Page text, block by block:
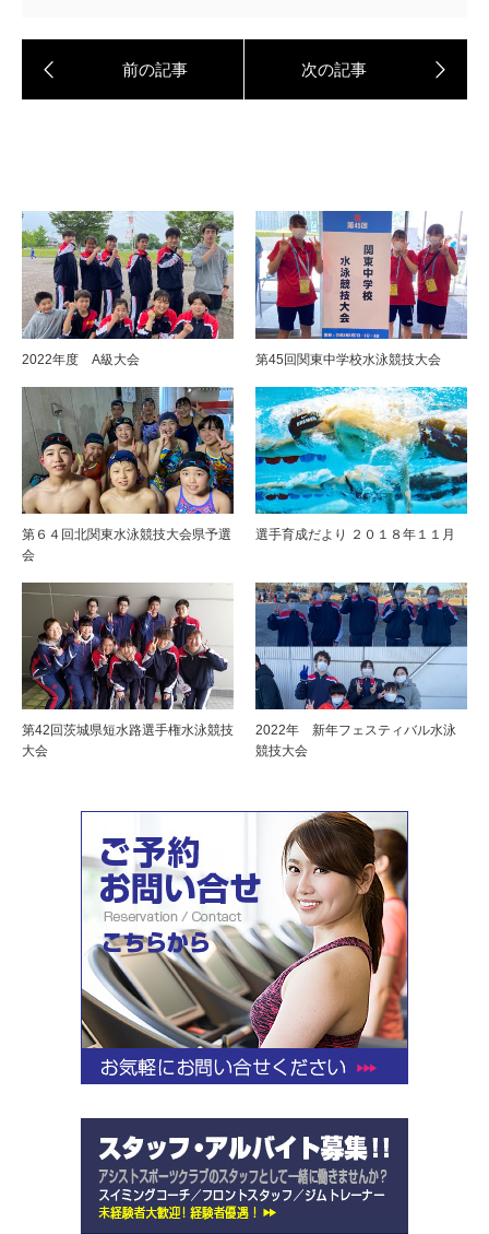
2022年度 A級大会 第45回関東中学校水泳競技大会
第６４回北関東水泳競技大会県予選
会
選手育成だより ２０１８年１１月
第42回茨城県短水路選手権水泳競技
大会
2022年 新年フェスティバル水泳
競技大会